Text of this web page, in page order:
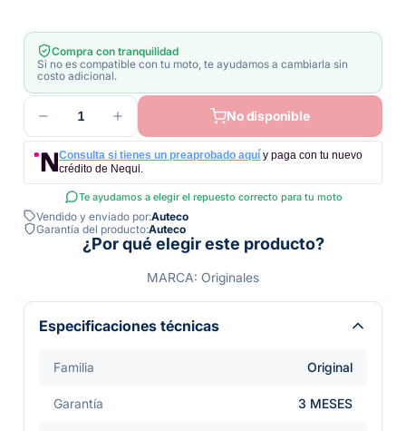
Compra con tranquilidad
Si no es compatible con tu moto, te ayudamos a cambiarla sin
costo adicional.
1 No disponible
Consulta si tienes un preaprobado aquí y paga con tu nuevo
crédito de Nequi.
Te ayudamos a elegir el repuesto correcto para tu moto
Vendido y enviado por:Auteco
Garantía del producto:Auteco
¿Por qué elegir este producto?
MARCA: Originales
Especificaciones técnicas
Familia Original
Garantía 3 MESES